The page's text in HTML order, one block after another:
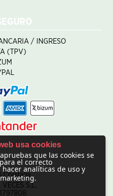
/ INGRESO
(TPV)
Crystalia
S.L.
usa cookies
que las cookies se
el correcto
analíticas de uso y